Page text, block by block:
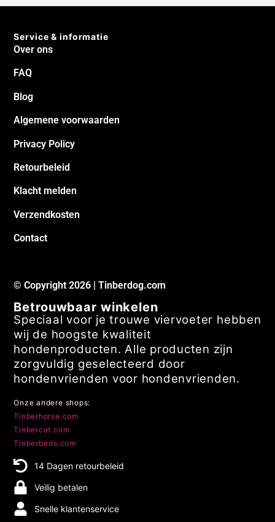
Service & informatie
Over ons
FAQ
Blog
Algemene voorwaarden
Privacy Policy
Retourbeleid
Klacht melden
Verzendkosten
Contact
© Copyright 2026 | Tinberdog.com
Betrouwbaar winkelen
Speciaal voor je trouwe viervoeter hebben
wij de hoogste kwaliteit
hondenproducten. Alle producten zijn
zorgvuldig geselecteerd door
hondenvrienden voor hondenvrienden.
Onze andere shops:
Tinberhorse.com
Tinbercat.com
Tinberbirds.com
14 Dagen retourbeleid
Veilig betalen
Snelle klantenservice